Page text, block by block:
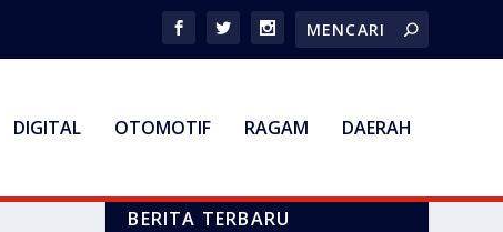
DIGITAL OTOMOTIF RAGAM DAERAH
BERITA TERBARU